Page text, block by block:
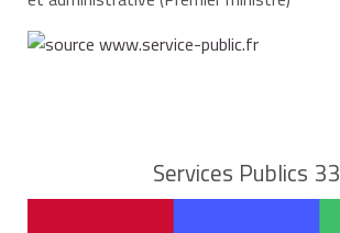
Services Publics 33